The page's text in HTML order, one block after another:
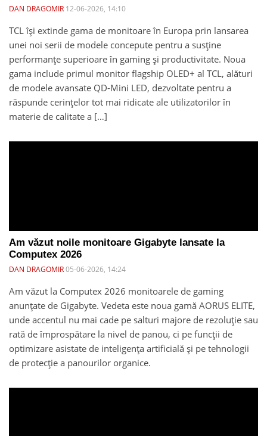
DAN DRAGOMIR 12-06-2026, 14:10
TCL își extinde gama de monitoare în Europa prin lansarea
unei noi serii de modele concepute pentru a susține
performanțe superioare în gaming și productivitate. Noua
gama include primul monitor flagship OLED+ al TCL, alături
de modele avansate QD-Mini LED, dezvoltate pentru a
răspunde cerințelor tot mai ridicate ale utilizatorilor în
materie de calitate a […]
Am văzut noile monitoare Gigabyte lansate la
Computex 2026
DAN DRAGOMIR05-06-2026, 14:24
Am văzut la Computex 2026 monitoarele de gaming
anunțate de Gigabyte. Vedeta este noua gamă AORUS ELITE,
unde accentul nu mai cade pe salturi majore de rezoluție sau
rată de împrospătare la nivel de panou, ci pe funcții de
optimizare asistate de inteligența artificială și pe tehnologii
de protecție a panourilor organice.